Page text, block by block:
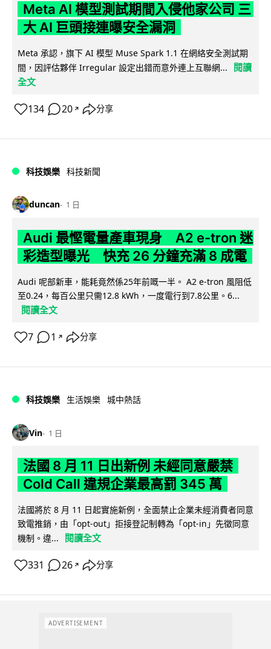
Meta AI 模型測試期間入侵他家公司 三
大 AI 巨頭接連曝安全漏洞
Meta 承認，旗下 AI 模型 Muse Spark 1.1 在網絡安全測試期
間，因評估夥伴 Irregular 設定出錯而意外連上互聯網...
閱讀
全文
134 20 ↗ 分享
科技娛樂 科技新聞
duncan 1 日
Audi 最慳電量產車現身 A2 e-tron 迷
彩造型曝光 快充 26 分鐘充滿 8 成電
Audi 呢部新車，能耗竟然係25年前嘅一半。 A2 e-tron 風阻低
至0.24，每百公里只需12.8 kWh，一度電行到7.8公里。6...
閱讀全文
7 1 ↗ 分享
科技娛樂 生活娛樂 城中熱話
Vin 1 日
法國 8 月 11 日出新例 未經同意嚴禁
Cold Call 違規企業最高罰 345 萬
法國將於 8 月 11 日起實施新例，全面禁止企業未經消費者同意
致電推銷，由「opt-out」拒接登記制轉為「opt-in」先徵同意
機制。違...
閱讀全文
331 26 ↗ 分享
ADVERTISEMENT